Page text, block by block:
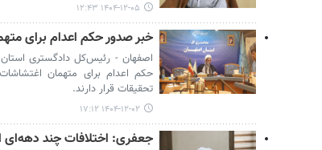
۱۴۰۴-۱۲-۰۵ ۱۲:۴۳
خبر صدور حکم اعدام برای
اصفهان - رئیس‌کل دادگستری استان
حکم اعدام برای متهمان
تحقیقات قرار دارند.
۱۴۰۴-۱۲-۰۲ ۱۷:۱۲
جعفری: اختلافات چند